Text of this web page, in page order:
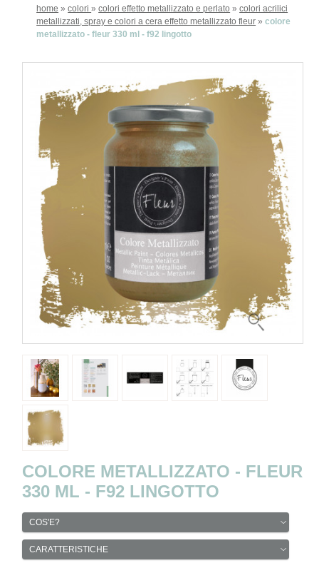
home »colori»colori effetto metallizzato e perlato »colori acrilici
metallizzati, spray e colori a cera effetto metallizzato fleur »colore
metallizzato - fleur 330 ml - f92 lingotto
COLORE METALLIZZATO - FLEUR
330 ML - F92 LINGOTTO
COS'E?
CARATTERISTICHE